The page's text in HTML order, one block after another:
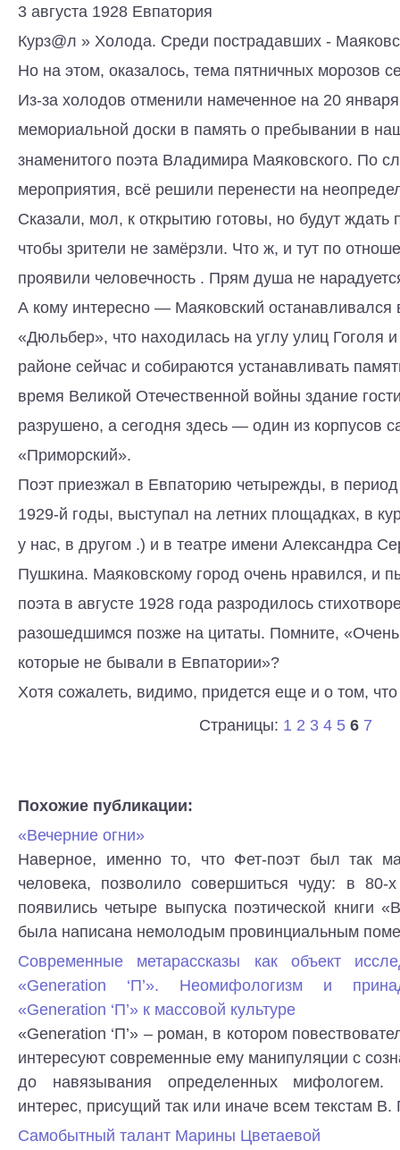
3 августа 1928 Евпатория
Курз@л » Холода. Среди пострадавших -
Но на этом, оказалось, тема пятничных морозов
Из-за холодов отменили намеченное на 20
мемориальной доски в память о пребывании в
знаменитого поэта Владимира Маяковского. По
мероприятия, всё решили перенести на
Сказали, мол, к открытию готовы, но будут ждать
чтобы зрители не замёрзли. Что ж, и тут по
проявили человечность . Прям душа не
А кому интересно — Маяковский останавливался
«Дюльбер», что находилась на углу улиц Гоголя
районе сейчас и собираются устанавливать
время Великой Отечественной войны здание
разрушено, а сегодня здесь — один из корпусов
«Приморский».
Поэт приезжал в Евпаторию четырежды, в период
1929-й годы, выступал на летних площадках, в
у нас, в другом .) и в театре имени Александра
Пушкина. Маяковскому город очень нравился, и
поэта в августе 1928 года разродилось
разошедшимся позже на цитаты. Помните,
которые не бывали в Евпатории»?
Хотя сожалеть, видимо, придется еще и о том,
Страницы: 1 2 3 4 5 6 7
Похожие публикации:
«Вечерние огни»
Наверное, именно то, что Фет-поэт был так
человека, позволило совершиться чуду: в 80-
появились четыре выпуска поэтической книги
была написана немолодым провинциаль­ным
Современные метарассказы как объект
«Generation ‘П’». Неомифологизм и
«Generation ‘П’» к массовой культуре
«Generation ‘П’» – роман, в котором
интересуют современные ему манипуляции с
до навязывания определенных мифологем.
интерес, присущий так или иначе всем текстам В.
Самобытный талант Марины Цветаевой